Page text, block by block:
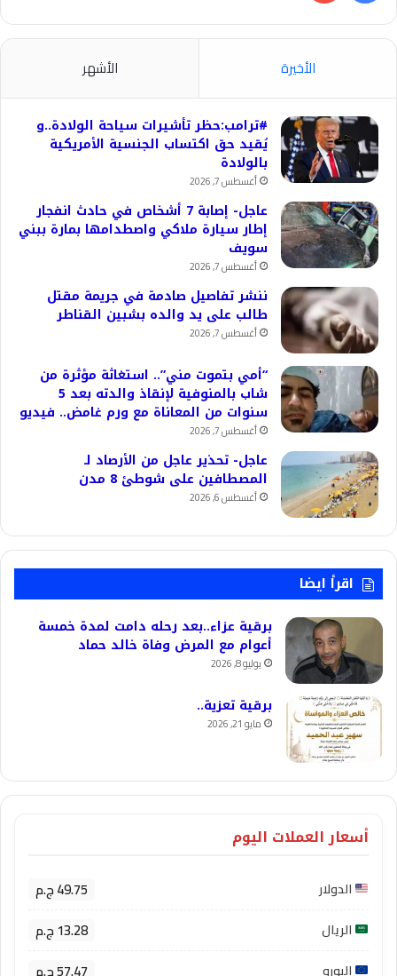
الأخيرة الأشهر
#ترامب:حظر تأشيرات سياحة الولادة..و
يُقيد حق اكتساب الجنسية الأمريكية
بالولادة
أغسطس 7, 2026
عاجل- إصابة 7 أشخاص في حادث انفجار
إطار سيارة ملاكي واصطدامها بمارة ببني
سويف
أغسطس 7, 2026
ننشر تفاصيل صادمة في جريمة مقتل
طالب على يد والده بشبين القناطر
أغسطس 7, 2026
“أمي بتموت مني”.. استغاثة مؤثرة من
شاب بالمنوفية لإنقاذ والدته بعد 5
سنوات من المعاناة مع ورم غامض.. فيديو
أغسطس 7, 2026
عاجل- تحذير عاجل من الأرصاد لـ
المصطافين على شوطئ 8 مدن
أغسطس 6, 2026
اقرأ ايضا
برقية عزاء..بعد رحله دامت لمدة خمسة
أعوام مع المرض وفاة خالد حماد
يوليو 8, 2026
برقية تعزية..
مايو 21, 2026
أسعار العملات اليوم
الدولار 49.75 ج.م
الريال 13.28 ج.م
اليورو 57.47 ج.م